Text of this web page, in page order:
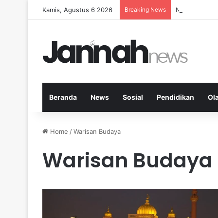
Kamis, Agustus 6 2026 Breaking News Nutrisi
Beranda News Sosial Pendidikan
Home /Warisan Budaya
Warisan Budaya